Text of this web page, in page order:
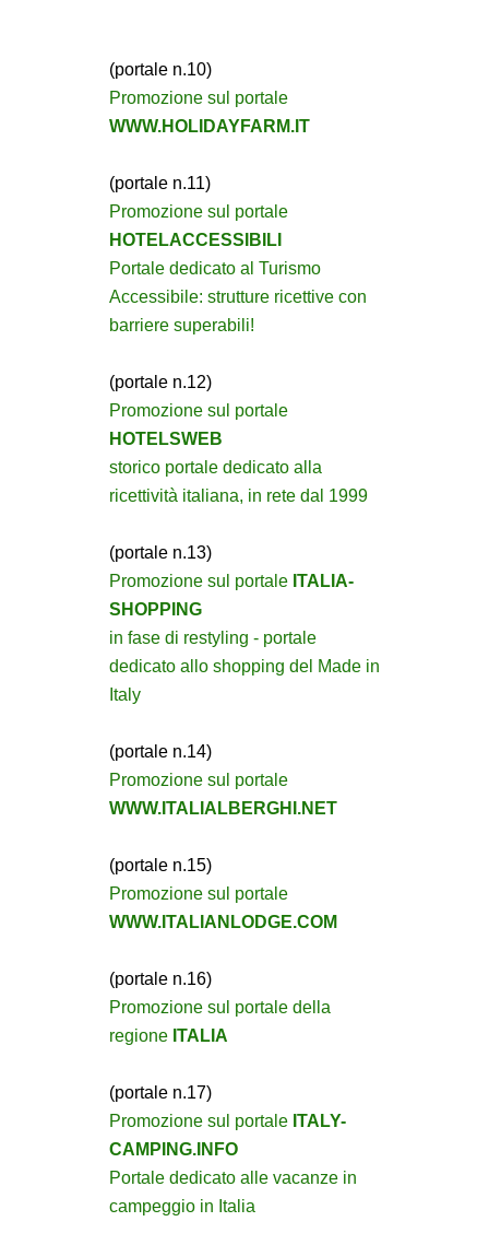
(portale n.10)
Promozione sul portale
WWW.HOLIDAYFARM.IT
(portale n.11)
Promozione sul portale
HOTELACCESSIBILI
Portale dedicato al Turismo
Accessibile: strutture ricettive con
barriere superabili!
(portale n.12)
Promozione sul portale
HOTELSWEB
storico portale dedicato alla
ricettività italiana, in rete dal 1999
(portale n.13)
Promozione sul portale ITALIA-
SHOPPING
in fase di restyling - portale
dedicato allo shopping del Made in
Italy
(portale n.14)
Promozione sul portale
WWW.ITALIALBERGHI.NET
(portale n.15)
Promozione sul portale
WWW.ITALIANLODGE.COM
(portale n.16)
Promozione sul portale della
regione ITALIA
(portale n.17)
Promozione sul portale ITALY-
CAMPING.INFO
Portale dedicato alle vacanze in
campeggio in Italia